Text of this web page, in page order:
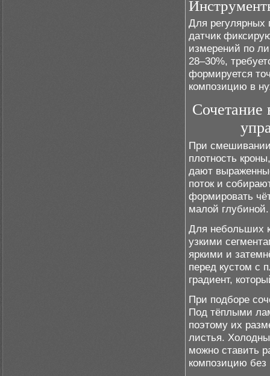
Для регулярных
датчик
измерений по
28–30%,
формируется
композицию в
Сочетание
При
плотность
дают
поток и
формировать
малой глубиной.
Для небольших
узкими
яркими и
перед кустом с
градиент,
При подборе
Под тёплыми
поэтому их
листья.
можно ставить
композицию без